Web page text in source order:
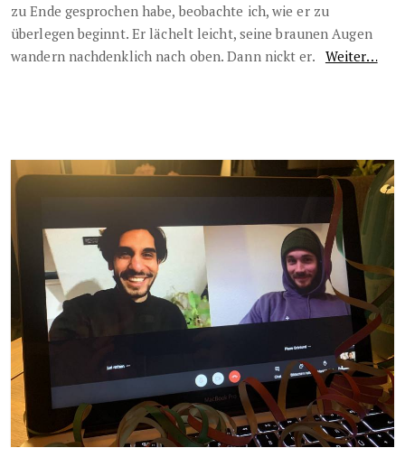
zu Ende gesprochen habe, beobachte ich, wie er zu
überlegen beginnt. Er lächelt leicht, seine braunen Augen
wandern nachdenklich nach oben. Dann nickt er. Weiter…